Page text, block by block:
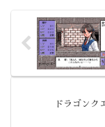
ドラゴン